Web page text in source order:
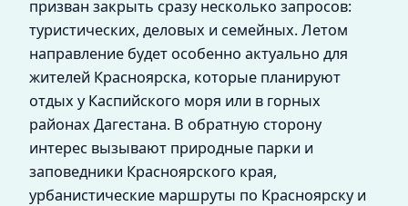
призван закрыть сразу несколько запросов:
туристических, деловых и семейных. Летом
направление будет особенно актуально для
жителей Красноярска, которые планируют
отдых у Каспийского моря или в горных
районах Дагестана. В обратную сторону
интерес вызывают природные парки и
заповедники Красноярского края,
урбанистические маршруты по Красноярску и